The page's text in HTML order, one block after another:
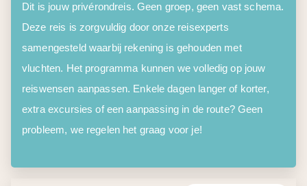
Dit is jouw privérondreis. Geen groep, geen vast schema.
Deze reis is zorgvuldig door onze reisexperts
samengesteld waarbij rekening is gehouden met
vluchten. Het programma kunnen we volledig op jouw
reiswensen aanpassen. Enkele dagen langer of korter,
extra excursies of een aanpassing in de route? Geen
probleem, we regelen het graag voor je!